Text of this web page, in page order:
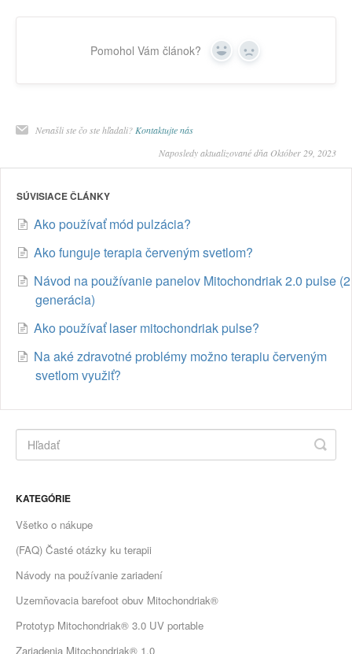
Pomohol Vám článok? Yes No
Nenašli ste čo ste hľadali? Kontaktujte nás
Naposledy aktualizované dňa Október 29, 2023
SÚVISIACE ČLÁNKY
Ako používať mód pulzácia?
Ako funguje terapia červeným svetlom?
Návod na používanie panelov Mitochondriak 2.0 pulse (2
generácia)
Ako používať laser mitochondriak pulse?
Na aké zdravotné problémy možno terapiu červeným
svetlom využiť?
KATEGÓRIE
Všetko o nákupe
(FAQ) Časté otázky ku terapii
Návody na používanie zariadení
Uzemňovacia barefoot obuv Mitochondriak®
Prototyp Mitochondriak® 3.0 UV portable
Zariadenia Mitochondriak® 1.0